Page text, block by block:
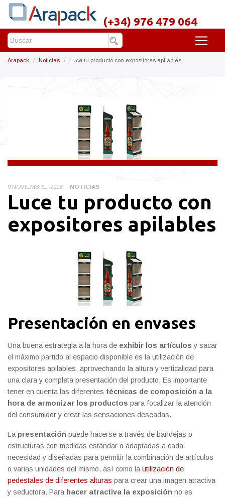
(+34) 976 479 064
Arapack Noticias Luce tu producto con expositores apilables
9 NOVIEMBRE, 2016 NOTICIAS
Luce tu producto con
expositores apilables
Presentación en envases
Una buena estrategia a la hora de exhibir los artículos y sacar
el máximo partido al espacio disponible es la utilización de
expositores apilables, aprovechando la altura y verticalidad para
una clara y completa presentación del producto. Es importante
tener en cuenta las diferentes técnicas de composición a la
hora de armonizar los productos para focalizar la atención
del consumidor y crear las sensaciones deseadas.
La presentación puede hacerse a través de bandejas o
estructuras con medidas estándar o adaptadas a cada
necesidad y diseñadas para permitir la combinación de artículos
o varias unidades del mismo, así como lautilización de
pedestales de diferentes alturas para crear una imagen atractiva
y seductora. Para hacer atractiva la exposición no es